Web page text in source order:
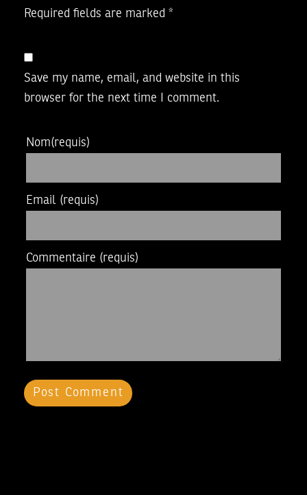
Required fields are marked *
Save my name, email, and website in this
browser for the next time I comment.
Nom(requis)
Email (requis)
Commentaire (requis)